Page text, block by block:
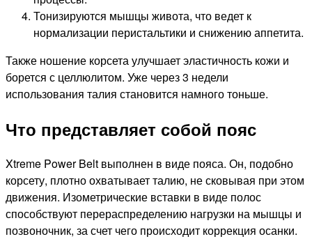
Тонизируются мышцы живота, что ведет к
нормализации перистальтики и снижению аппетита.
Также ношение корсета улучшает эластичность кожи и
борется с целлюлитом. Уже через 3 недели
использования талия становится намного тоньше.
Что представляет собой пояс
Xtreme Power Belt выполнен в виде пояса. Он, подобно
корсету, плотно охватывает талию, не сковывая при этом
движения. Изометрические вставки в виде полос
способствуют перераспределению нагрузки на мышцы и
позвоночник, за счет чего происходит коррекция осанки.